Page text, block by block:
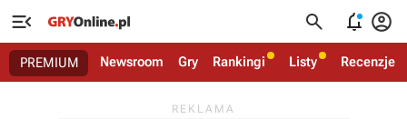
   
PREMIUM Newsroom Gry Rankingi Listy Recenzje